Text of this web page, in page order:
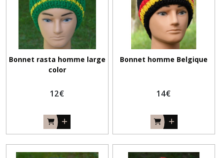
Bonnet rasta homme large
color
12€
Bonnet homme Belgique
14€